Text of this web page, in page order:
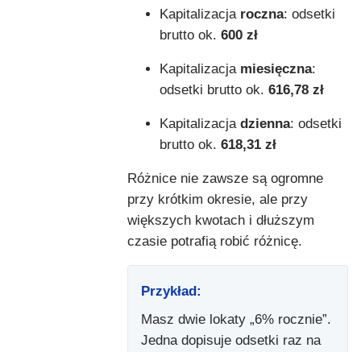
Kapitalizacja roczna: odsetki
brutto ok. 600 zł
Kapitalizacja miesięczna:
odsetki brutto ok. 616,78 zł
Kapitalizacja dzienna: odsetki
brutto ok. 618,31 zł
Różnice nie zawsze są ogromne
przy krótkim okresie, ale przy
większych kwotach i dłuższym
czasie potrafią robić różnicę.
Przykład:
Masz dwie lokaty „6% rocznie”.
Jedna dopisuje odsetki raz na